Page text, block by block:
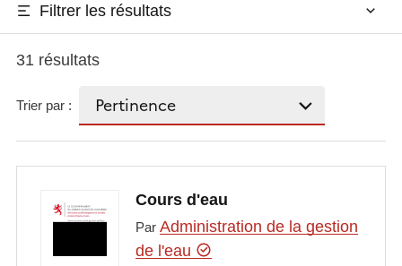
Filtrer les résultats
31 résultats
Trier par :
Cours d'eau
Par Administration de la gestion
de l'eau